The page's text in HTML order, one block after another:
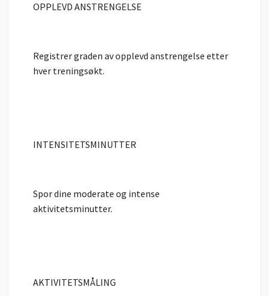
OPPLEVD ANSTRENGELSE
Registrer graden av opplevd anstrengelse etter
hver treningsøkt.
INTENSITETSMINUTTER
Spor dine moderate og intense
aktivitetsminutter.
AKTIVITETSMÅLING